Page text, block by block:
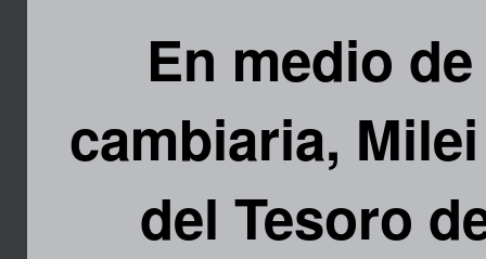
En medio
cambiaria,
del Tesoro